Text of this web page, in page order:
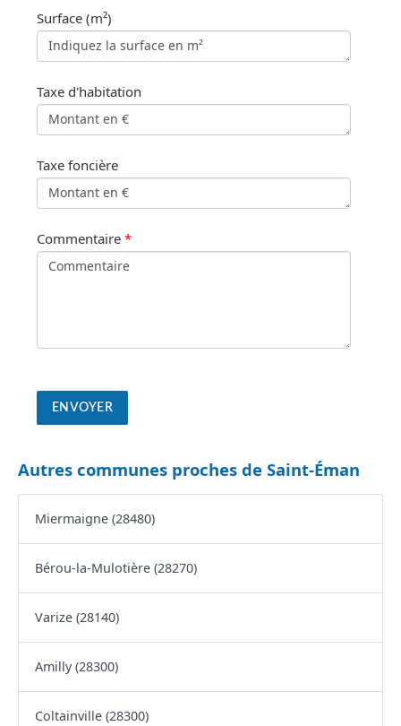
Surface (m²)
Taxe d'habitation
Taxe foncière
Commentaire *
Autres communes proches de Saint-Éman
Miermaigne (28480)
Bérou-la-Mulotière (28270)
Varize (28140)
Amilly (28300)
Coltainville (28300)